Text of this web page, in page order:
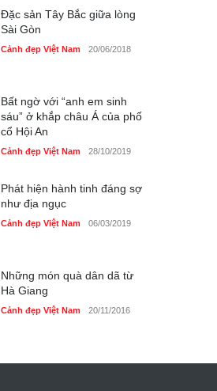
Đặc sản Tây Bắc giữa lòng
Sài Gòn
Cảnh đẹp Việt Nam 20/06/2018
Bất ngờ với “anh em sinh
sáu” ở khắp châu Á của phố
cổ Hội An
Cảnh đẹp Việt Nam 28/10/2019
Phát hiện hành tinh đáng sợ
như địa ngục
Cảnh đẹp Việt Nam 06/03/2019
Những món quà dân dã từ
Hà Giang
Cảnh đẹp Việt Nam 20/11/2016